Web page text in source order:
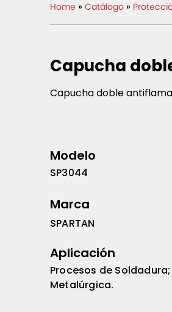
Home » Catálogo »
Capucha
Capucha doble
Modelo
SP3044
Marca
SPARTAN
Aplicación
Procesos de
Metalúrgica.